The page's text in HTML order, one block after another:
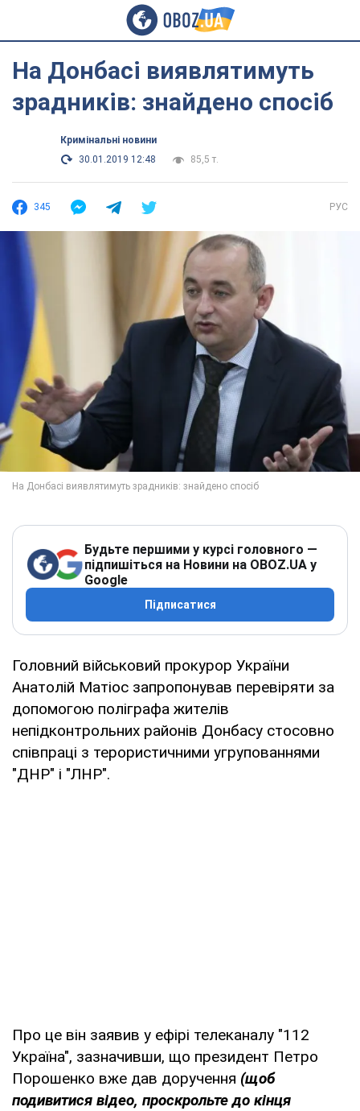
На Донбасі виявлятимуть
зрадників: знайдено спосіб
Кримінальні новини
30.01.2019 12:48
85,5 т.
345 РУС
Будьте першими у курсі головного —
підпишіться на Новини на OBOZ.UA у
Google
Підписатися
Головний військовий прокурор України
Анатолій Матіос запропонував перевіряти за
допомогою поліграфа жителів
непідконтрольних районів Донбасу стосовно
співпраці з терористичними угрупованнями
"ДНР" і "ЛНР".
Про це він заявив у ефірі телеканалу "112
Україна", зазначивши, що президент Петро
Порошенко вже дав доручення (щоб
подивитися відео, проскрольте до кінця